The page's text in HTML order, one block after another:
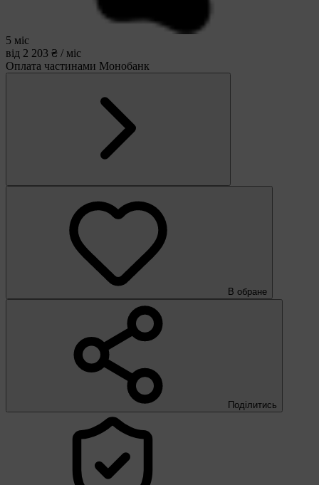
5 міс
від 2 203 ₴ / міс
Оплата частинами Монобанк
В обране
Поділитись